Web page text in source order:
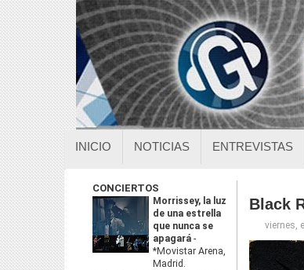
INICIO NOTICIAS ENTREVISTAS
CONCIERTOS
Morrissey, la luz
de una estrella
que nunca se
apagará -
*Movistar Arena,
Madrid.
Black
viernes,